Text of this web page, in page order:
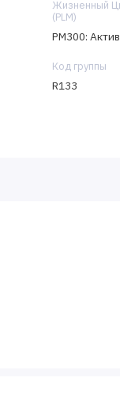
Жизненный
(PLM)
PM300:
Код группы
R133